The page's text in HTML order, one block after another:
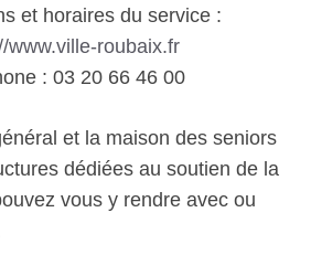
et horaires du service :
www.ville-roubaix.fr
: 03 20 66 46 00
et la maison des seniors
dédiées au soutien de la
vous y rendre avec ou